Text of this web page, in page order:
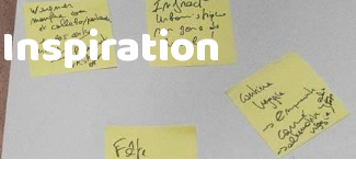
Inspiration